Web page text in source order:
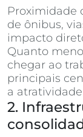
Proximidade
de ônibus,
impacto
Quanto
chegar ao
principais
a
2.